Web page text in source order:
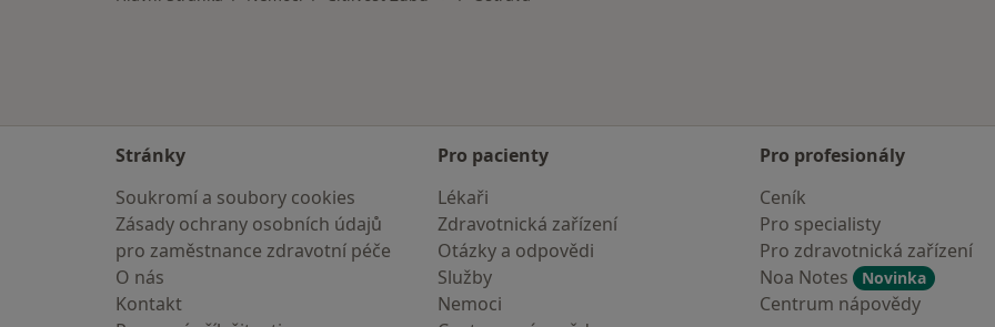
Stránky
Soukromí a soubory cookies
Zásady ochrany osobních údajů
pro zaměstnance zdravotní péče
O nás
Kontakt
Pro pacienty
Lékaři
Zdravotnická zařízení
Otázky a odpovědi
Služby
Nemoci
Pro profesionály
Ceník
Pro specialisty
Pro zdravotnická zařízení
Noa Notes
Novinka
Centrum nápovědy